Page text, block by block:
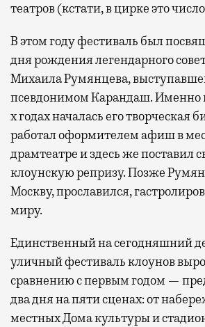
театров (кстати, в цирке это
В этом году фестиваль был
дня рождения легендарного
Михаила Румянцева,
псевдонимом Карандаш. Именно
х годах началась его творческая
работал оформителем афиш в
драмтеатре и здесь же поставил
клоунскую репризу. Позже
Москву, прославился,
миру.
Единственный на сегодняшний
уличный фестиваль клоунов
сравнению с первым годом —
два дня на пяти сценах: от
местных Дома культуры и